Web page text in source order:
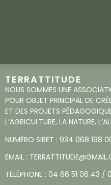
TERRATTITUDE
NOUS SOMMES UNE
POUR OBJET PRINCIPAL DE
ET DES PROJETS
L’AGRICULTURE, LA NATURE,
NUMÉRO SIRET : 934 068 198
EMAIL :
TÉLÉPHONE : 04 66 51 06 43 /